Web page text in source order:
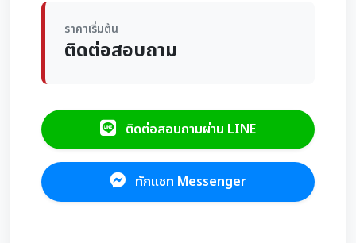
ราคาเริ่มต้น
ติดต่อสอบถาม
ติดต่อสอบถามผ่าน LINE
ทักแชท Messenger